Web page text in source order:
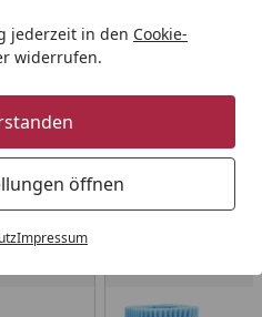
jederzeit in den Cookie-
widerrufen.
öffnen
Impressum